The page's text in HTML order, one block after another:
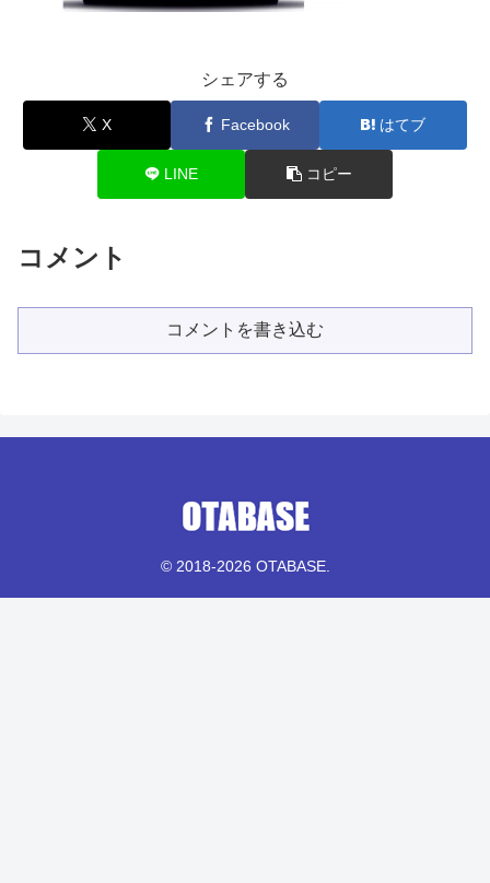
シェアする
X Facebook はてブ
LINE コピー
コメント
コメントを書き込む
© 2018-2026 OTABASE.